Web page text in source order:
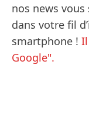
nos news
dans votre fil
smartphone !
Google".